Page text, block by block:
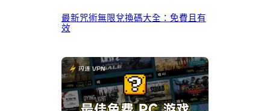
最新咒術無限兌換碼大全：免費且有
效